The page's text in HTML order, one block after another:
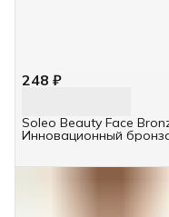
248 ₽
Soleo Beauty Face
Инновационный